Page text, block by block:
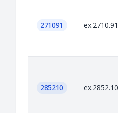
271091 ex.2710.91
285210 ex.2852.10